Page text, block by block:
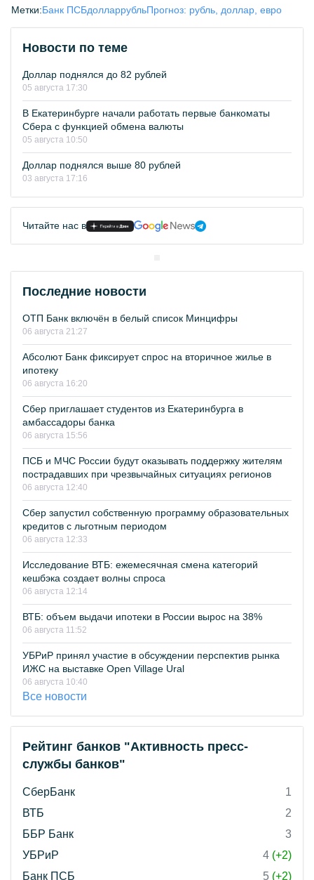
Метки:Банк ПСБдолларрубльПрогноз: рубль, доллар, евро
Новости по теме
Доллар поднялся до 82 рублей
05 августа 17:30
В Екатеринбурге начали работать первые банкоматы
Сбера с функцией обмена валюты
05 августа 10:50
Доллар поднялся выше 80 рублей
03 августа 17:16
Читайте нас в
Последние новости
ОТП Банк включён в белый список Минцифры
06 августа 21:27
Абсолют Банк фиксирует спрос на вторичное жилье в
ипотеку
06 августа 16:20
Сбер приглашает студентов из Екатеринбурга в
амбассадоры банка
06 августа 15:56
ПСБ и МЧС России будут оказывать поддержку жителям
пострадавших при чрезвычайных ситуациях регионов
06 августа 12:40
Сбер запустил собственную программу образовательных
кредитов с льготным периодом
06 августа 12:33
Исследование ВТБ: ежемесячная смена категорий
кешбэка создает волны спроса
06 августа 12:14
ВТБ: объем выдачи ипотеки в России вырос на 38%
06 августа 11:52
УБРиР принял участие в обсуждении перспектив рынка
ИЖС на выставке Open Village Ural
06 августа 10:40
Все новости
Рейтинг банков "Активность пресс-
службы банков"
СберБанк
1
ВТБ
2
ББР Банк
3
УБРиР
4 (+2)
Банк ПСБ
5 (+2)